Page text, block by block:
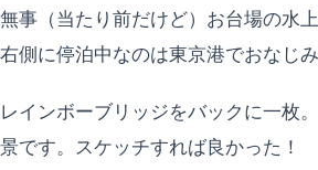
無事（当たり前だけど）お台場の水
右側に停泊中なのは東京港でおなじ
レインボーブリッジをバックに一枚
景です。スケッチすれば良かった！